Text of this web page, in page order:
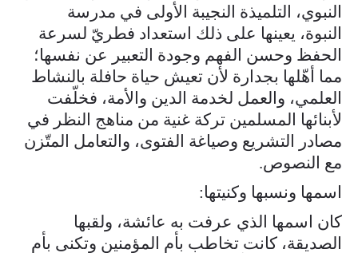
النبوي، التلميذة النجيبة الأولى في مدرسة
النبوة، يعينها على ذلك استعداد فطريّ لسرعة
الحفظ وحسن الفهم وجودة التعبير عن نفسها؛
مما أهّلها بجدارة لأن تعيش حياة حافلة بالنشاط
العلمي، والعمل لخدمة الدين والأمة، فخلّفت
لأبنائها المسلمين تركة غنية من مناهج النظر في
مصادر التشريع وصياغة الفتوى، والتعامل المتّزن
مع النصوص.
اسمها ونسبها وكنيتها:
كان اسمها الذي عرفت به عائشة، ولقبها
الصديقة، كانت تخاطب بأم المؤمنين وتكنى بأم